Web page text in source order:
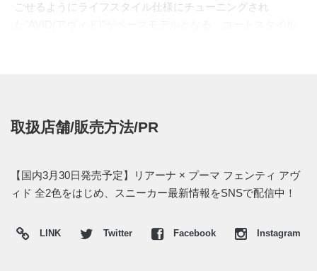
ごせるようにライフスタイル仕様にチューニングされ
ンナップ。
取扱店舗/販売方法/PR
【国内3月30日発売予定】リアーナ × プーマ フェンティ アヴ
ィド 全2色をはじめ、スニーカー最新情報をSNSで配信中！
LINK Twitter Facebook Instagram